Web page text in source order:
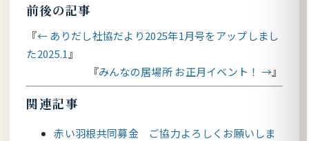
前後の記事
← ありだし社協だより2025年1月号をアップしまし
た2025.1
みんなの居場所 お正月イベント！ →
関連記事
赤い羽根共同募金 ご協力よろしくお願いしま